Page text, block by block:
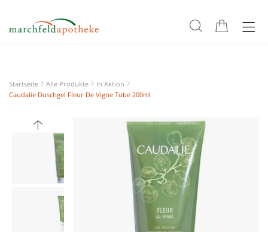
Startseite Alle Produkte
In Aktion
Caudalie Duschgel Fleur De Vigne Tube 200ml